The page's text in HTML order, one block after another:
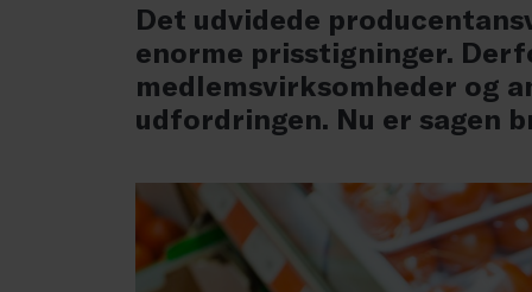
Det udvidede
enorme prisstigninger.
medlemsvirksomheder og
udfordringen. Nu er sagen